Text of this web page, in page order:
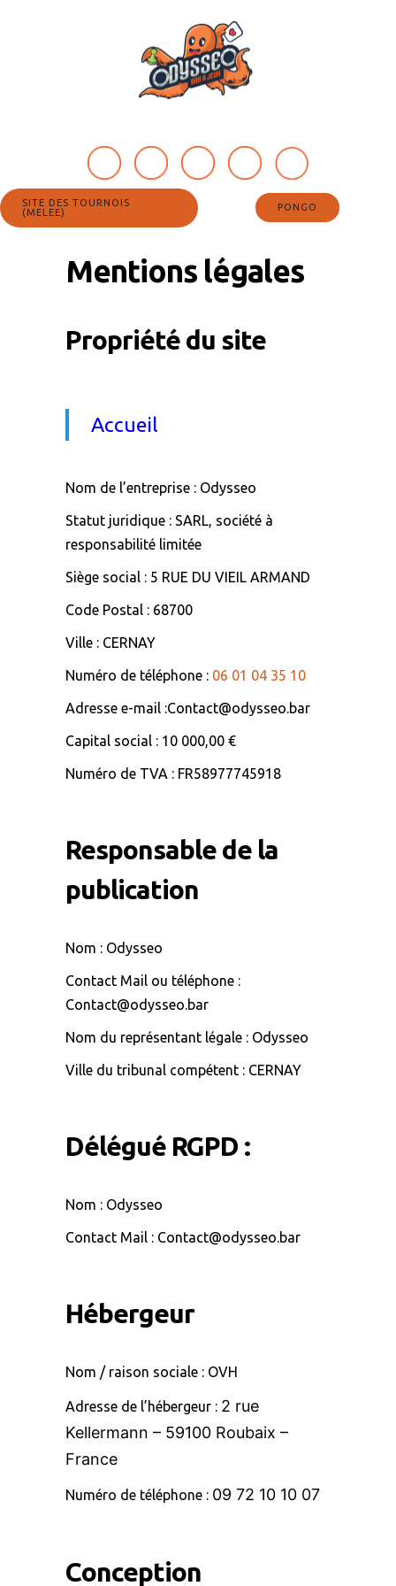
SITE DES TOURNOIS
(MELEE)
PONGO
Mentions légales
Propriété du site
Accueil
Nom de l’entreprise : Odysseo
Statut juridique : SARL, société à
responsabilité limitée
Siège social : 5 RUE DU VIEIL ARMAND
Code Postal : 68700
Ville : CERNAY
Numéro de téléphone : 06 01 04 35 10
Adresse e-mail :Contact@odysseo.bar
Capital social : 10 000,00 €
Numéro de TVA : FR58977745918
Responsable de la
publication
Nom : Odysseo
Contact Mail ou téléphone :
Contact@odysseo.bar
Nom du représentant légale : Odysseo
Ville du tribunal compétent : CERNAY
Délégué RGPD :
Nom : Odysseo
Contact Mail : Contact@odysseo.bar
Hébergeur
Nom / raison sociale : OVH
Adresse de l’hébergeur : 2 rue
Kellermann – 59100 Roubaix –
France
Numéro de téléphone : 09 72 10 10 07
Conception